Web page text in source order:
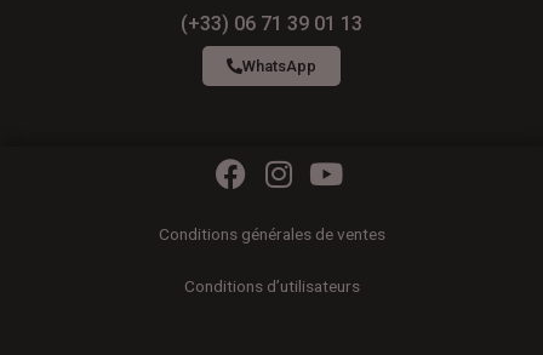
(+33) 06 71 39 01 13
WhatsApp
F
c
b
I
s
a
Y
u
u
Conditions générales de ventes
Conditions d’utilisateurs